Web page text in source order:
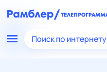
Поиск по интернету